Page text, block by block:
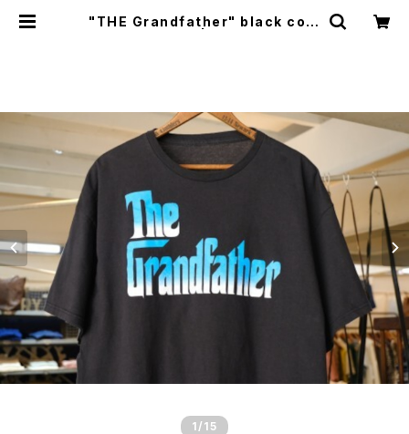
"THE Grandfather" black cott
1 /15